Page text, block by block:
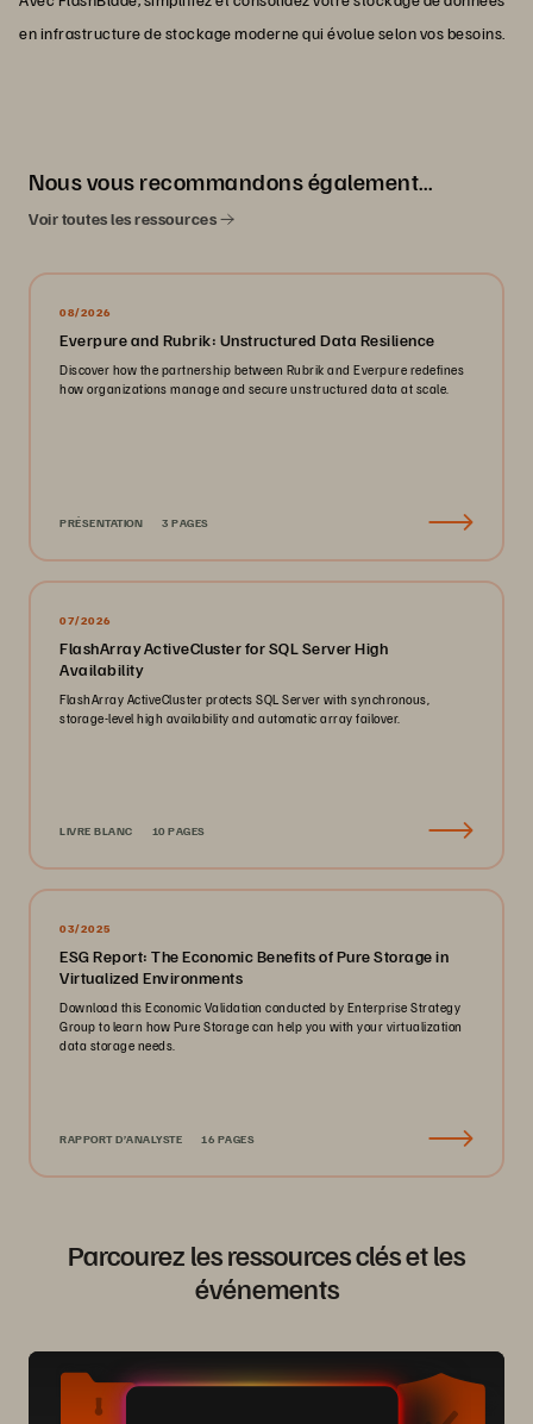
en infrastructure de stockage moderne qui évolue selon vos besoins.
Nous vous recommandons également…
Voir toutes les ressources
08/2026
Everpure and Rubrik: Unstructured Data Resilience
Discover how the partnership between Rubrik and Everpure redefines
how organizations manage and secure unstructured data at scale.
PRÉSENTATION 3 PAGES
07/2026
FlashArray ActiveCluster for SQL Server High
Availability
FlashArray ActiveCluster protects SQL Server with synchronous,
storage-level high availability and automatic array failover.
LIVRE BLANC 10 PAGES
03/2025
ESG Report: The Economic Benefits of Pure Storage in
Virtualized Environments
Download this Economic Validation conducted by Enterprise Strategy
Group to learn how Pure Storage can help you with your virtualization
data storage needs.
RAPPORT D’ANALYSTE 16 PAGES
Parcourez les ressources clés et les
événements